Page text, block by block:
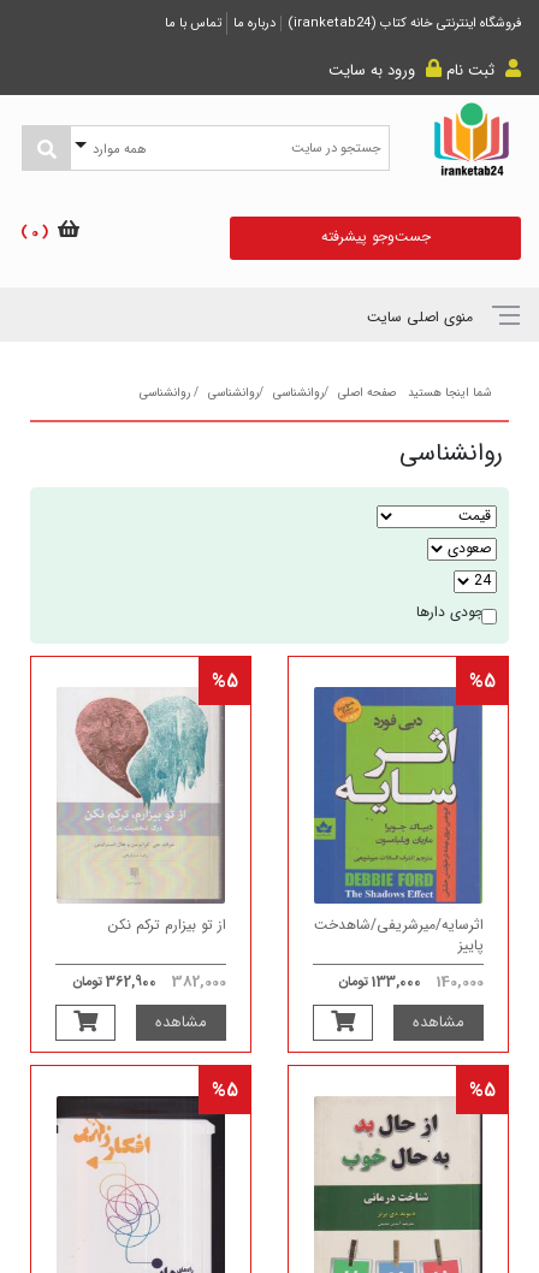
فروشگاه اینترنتی خانه کتاب (iranketab24) درباره ما تماس با ما
ثبت نام ورود به سایت
همه موارد
جست‌و‌جو پیشرفته ( 0 )
منوی اصلی سایت
شما اینجا هستید صفحه اصلی روانشناسی روانشناسی روانشناسی
روانشناسی
موجودی دارها
%5
اثرسایه/میرشریفی/شاهدخت
پاییز
140,000 133,000 تومان
مشاهده
%5
از تو بیزارم ترکم نکن
382,000 362,900 تومان
مشاهده
%5
%5